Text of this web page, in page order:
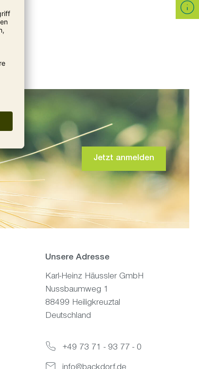
Jetzt anmelden
Unsere Adresse
Karl-Heinz Häussler GmbH
Nussbaumweg 1
88499 Heiligkreuztal
Deutschland
+49 73 71 - 93 77 - 0